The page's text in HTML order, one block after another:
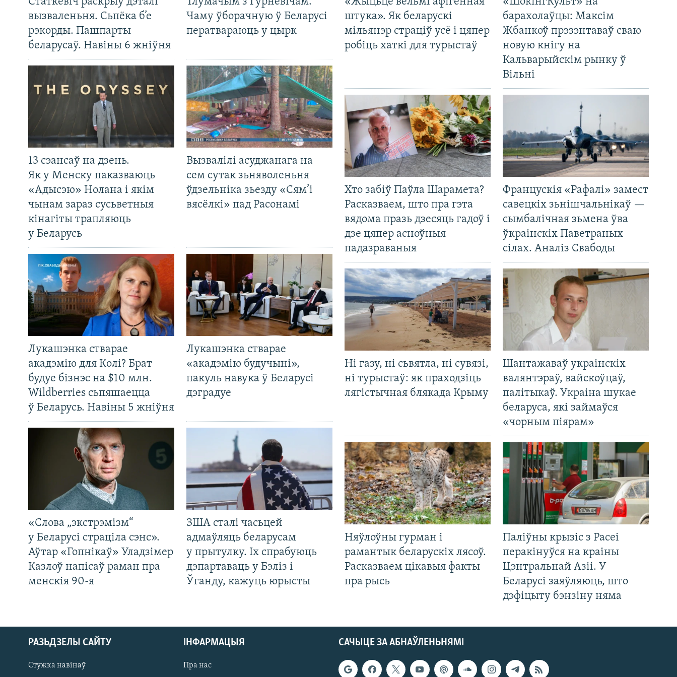
вызваленьня. Сьпёка б’е
рэкорды. Пашпарты
беларусаў. Навіны 6 жніўня
Чаму ўборачную ў Беларусі
ператвараюць у цырк
13 сэансаў на дзень.
Як у Менску паказваюць
«Адысэю» Нолана і якім
чынам зараз сусьветныя
кінагіты трапляюць
у Беларусь
Вызвалілі асуджанага на
сем сутак зьняволеньня
ўдзельніка зьезду «Сям’і
вясёлкі» пад Расонамі
Лукашэнка стварае
акадэмію для Колі? Брат
будуе бізнэс на $10 млн.
Wildberries сьпяшаецца
ў Беларусь. Навіны 5 жніўня
Лукашэнка стварае
«акадэмію будучыні»,
пакуль навука ў Беларусі
дэградуе
«Слова „экстрэмізм“
у Беларусі страціла сэнс».
Аўтар «Гопнікаў» Уладзімер
Казлоў напісаў раман пра
менскія 90-я
ЗША сталі часьцей
адмаўляць беларусам
у прытулку. Іх спрабуюць
дэпартаваць у Бэліз і
Ўганду, кажуць юрысты
штука». Як беларускі
мільянэр страціў усё і цяпер
робіць хаткі для турыстаў
барахолаўцы: Максім
Жбанкоў прэзэнтаваў сваю
новую кнігу на
Кальварыйскім рынку ў
Вільні
Хто забіў Паўла Шарамета?
Расказваем, што пра гэта
вядома празь дзесяць гадоў і
дзе цяпер асноўныя
падазраваныя
Францускія «Рафалі» замест
савецкіх зьнішчальнікаў —
сымбалічная зьмена ўва
ўкраінскіх Паветраных
сілах. Аналіз Свабоды
Ні газу, ні сьвятла, ні сувязі,
ні турыстаў: як праходзіць
лягістычная блякада Крыму
Шантажаваў украінскіх
валянтэраў, вайскоўцаў,
палітыкаў. Украіна шукае
беларуса, які займаўся
«чорным піярам»
Няўлоўны гурман і
рамантык беларускіх лясоў.
Расказваем цікавыя факты
пра рысь
Паліўны крызіс з Расеі
перакінуўся на краіны
Цэнтральнай Азіі. У
Беларусі заяўляюць, што
дэфіцыту бэнзіну няма
САЧЫЦЕ ЗА АБНАЎЛЕНЬНЯМІ
РАЗЬДЗЕЛЫ САЙТУ
Стужка навінаў
ІНФАРМАЦЫЯ
Пра нас